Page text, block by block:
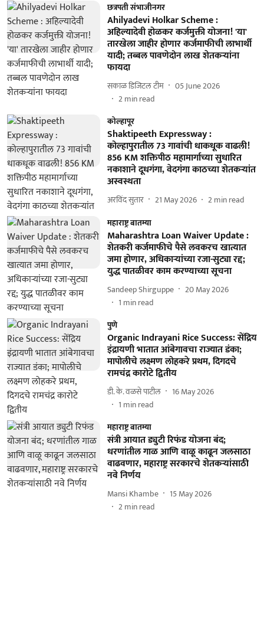
छत्रपती संभाजीनगर
Ahilyadevi Holkar Scheme :
अहिल्यादेवी होळकर कर्जमुक्ती योजना! 'या'
तारखेला जाहीर होणार कर्जमाफीची लाभार्थी
यादी; तब्बल पावणेदोन लाख शेतकऱ्यांना
फायदा
सकाळ डिजिटल टीम
05 June 2026
2min read
कोल्हापूर
Shaktipeeth Expressway :
कोल्हापुरातील 73 गावांची धाकधूक वाढली!
856 KM शक्तिपीठ महामार्गाच्या सुधारित
नकाशाने दूधगंगा, वेदगंगा काठच्या शेतकऱ्यांत
अस्वस्थता
अरविंद सुतार 21 May 2026 2min read
महाराष्ट्र बातम्या
Maharashtra Loan Waiver Update :
शेतकरी कर्जमाफीचे पैसे लवकरच खात्यात
जमा होणार, अधिकाऱ्यांच्या रजा-सुट्या रद्द;
युद्ध पातळीवर काम करण्याच्या सूचना
Sandeep Shirguppe
20 May 2026
1 min read
पुणे
Organic Indrayani Rice Success: सेंद्रिय
इंद्रायणी भातात आंबेगावचा राज्यात डंका;
मापोलीचे लक्ष्मण लोहकरे प्रथम, दिगदचे
रामचंद्र कारोटे द्वितीय
डी. के. वळसे पाटील
16 May 2026
1 min read
महाराष्ट्र बातम्या
संत्री आयात ड्युटी रिफंड योजना बंद;
धरणांतील गाळ आणि वाळू काढून जलसाठा
वाढवणार, महाराष्ट्र सरकारचे शेतकऱ्यांसाठी
नवे निर्णय
Mansi Khambe
15 May 2026
2min read